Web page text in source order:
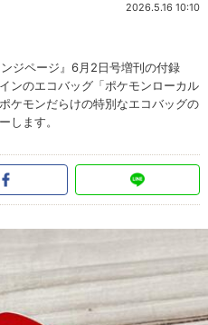
2026.5.16 10:10
ジページ』6月2日号増刊の付録
ンのエコバッグ「ポケモンローカル
ケモンだらけの特別なエコバッグの
します。